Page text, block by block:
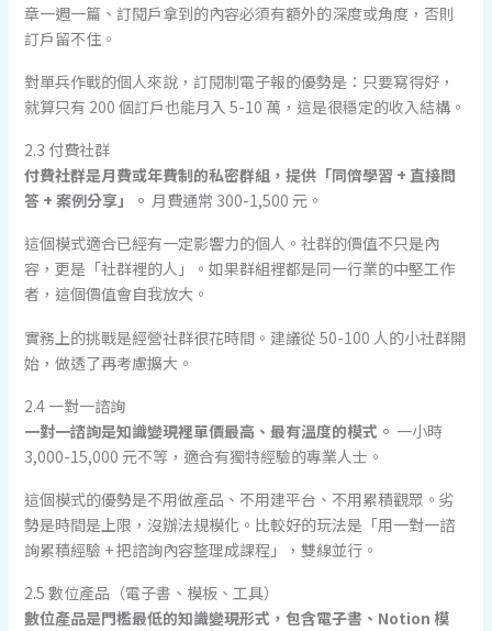
章一週一篇、訂閱戶拿到的內容必須有額外的深度或角度，否則
訂戶留不住。
對單兵作戰的個人來說，訂閱制電子報的優勢是：只要寫得好，
就算只有 200 個訂戶也能月入 5-10 萬，這是很穩定的收入結構。
2.3 付費社群
付費社群是月費或年費制的私密群組，提供「同儕學習 + 直接問
答 + 案例分享」。 月費通常 300-1,500 元。
這個模式適合已經有一定影響力的個人。社群的價值不只是內
容，更是「社群裡的人」。如果群組裡都是同一行業的中堅工作
者，這個價值會自我放大。
實務上的挑戰是經營社群很花時間。建議從 50-100 人的小社群開
始，做透了再考慮擴大。
2.4 一對一諮詢
一對一諮詢是知識變現裡單價最高、最有溫度的模式。 一小時
3,000-15,000 元不等，適合有獨特經驗的專業人士。
這個模式的優勢是不用做產品、不用建平台、不用累積觀眾。劣
勢是時間是上限，沒辦法規模化。比較好的玩法是「用一對一諮
詢累積經驗 + 把諮詢內容整理成課程」，雙線並行。
2.5 數位產品（電子書、模板、工具）
數位產品是門檻最低的知識變現形式，包含電子書、Notion 模